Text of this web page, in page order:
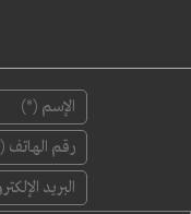
‏البريد الإلكتروني ‏*